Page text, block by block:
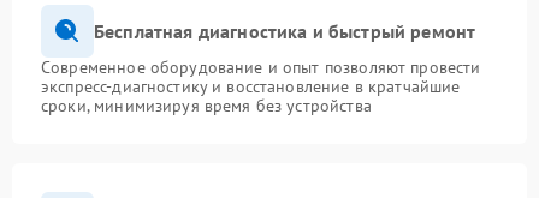
Бесплатная диагностика и быстрый ремонт
Современное оборудование и опыт позволяют провести
экспресс-диагностику и восстановление в кратчайшие
сроки, минимизируя время без устройства